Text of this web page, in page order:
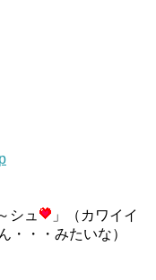
シュ
」（カワイイ
・・・みたいな）